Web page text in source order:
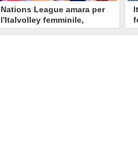
Nations League amara per
l'Italvolley femminile,
Velasco: "Il Brasile ci ha